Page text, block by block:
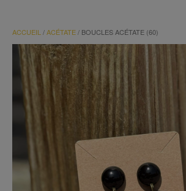
ACCUEIL /ACÉTATE/ BOUCLES ACÉTATE (60)